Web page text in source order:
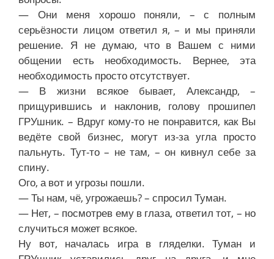
— Они меня хорошо поняли, – с полным
серьёзности лицом ответил я, – и мы приняли
решение. Я не думаю, что в Вашем с ними
общении есть необходимость. Вернее, эта
необходимость просто отсутствует.
— В жизни всякое бывает, Александр, –
прищурившись и наклонив, голову прошипел
ГРУшник. – Вдруг кому-то не понравится, как Вы
ведёте свой бизнес, могут из-за угла просто
пальнуть. Тут-то – не там, – он кивнул себе за
спину.
Ого, а вот и угрозы пошли.
— Ты нам, чё, угрожаешь? – спросил Туман.
— Нет, – посмотрев ему в глаза, ответил тот, – но
случиться может всякое.
Ну вот, началась игра в гляделки. Туман и